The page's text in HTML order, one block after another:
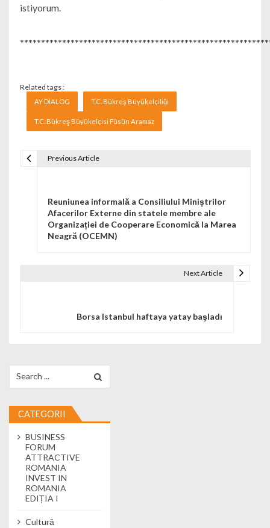
istiyorum.
Related tags :
AY DİALOG T.C. Bükreş Büyükelçiliği
T.C. Bükreş Büyükelçisi Füsün Aramaz
Previous Article
Reuniunea informală a Consiliului Miniștrilor
Afacerilor Externe din statele membre ale
Organizației de Cooperare Economică la Marea
Neagră (OCEMN)
Next Article
Borsa Istanbul haftaya yatay başladı
CATEGORII
BUSINESS
FORUM
ATTRACTIVE
ROMANIA
INVEST IN
ROMANIA
EDIȚIA I
Cultură